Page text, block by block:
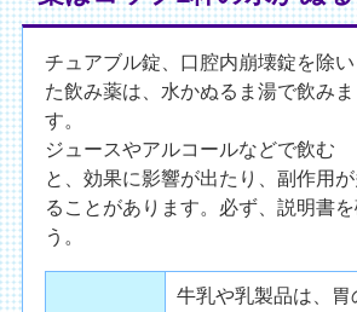
チュアブル錠、口腔内崩壊錠を除い
た飲み薬は、水かぬるま湯で飲みま
す。
ジュースやアルコールなどで飲む
と、効果に影響が出たり、副作用
ることがあります。必ず、説明書
う。
牛乳や乳製品は、胃